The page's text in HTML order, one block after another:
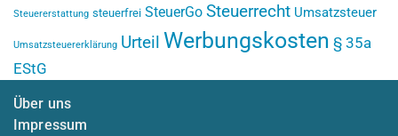
Steuererstattung steuerfrei SteuerGo Steuerrecht Umsatzsteuer
Umsatzsteuererklärung Urteil Werbungskosten § 35a
EStG
Über uns
Impressum